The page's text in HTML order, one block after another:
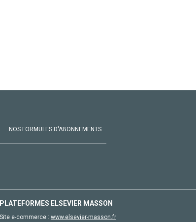
NOS FORMULES D'ABONNEMENTS
PLATEFORMES ELSEVIER MASSON
Site e-commerce : www.elsevier-masson.fr